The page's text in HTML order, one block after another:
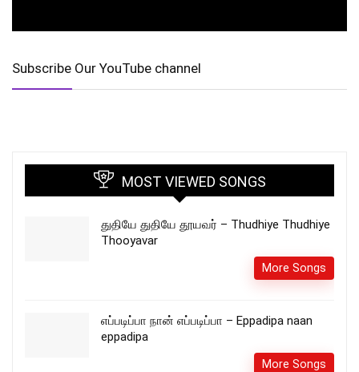
Subscribe Our YouTube channel
MOST VIEWED SONGS
துதியே துதியே தூயவர் – Thudhiye Thudhiye
Thooyavar
More Songs
எப்படிப்பா நான் எப்படிப்பா – Eppadipa naan
eppadipa
More Songs